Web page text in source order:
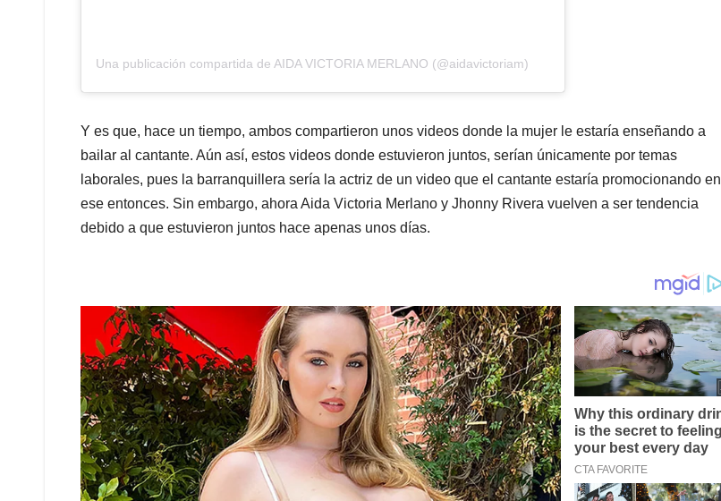
Una publicación compartida de AIDA VICTORIA MERLANO (@aidavictoriam)
Y es que, hace un tiempo, ambos compartieron unos videos donde la mujer le estaría enseñando a
bailar al cantante. Aún así, estos videos donde estuvieron juntos, serían únicamente por temas
laborales, pues la barranquillera sería la actriz de un video que el cantante estaría promocionando en
ese entonces. Sin embargo, ahora Aida Victoria Merlano y Jhonny Rivera vuelven a ser tendencia
debido a que estuvieron juntos hace apenas unos días.